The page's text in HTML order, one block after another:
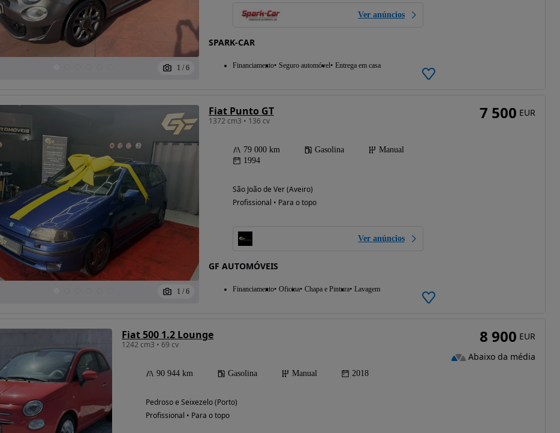
1 / 6
Ver anúncios
SPARK-CAR
Financiamento Seguro automóvel Entrega em casa
1 / 6
Fiat Punto GT
1372 cm3 • 136 cv
79 000 km Gasolina
Manual
1994
São João de Ver (Aveiro)
Profissional • Para o topo
Ver anúncios
GF AUTOMÓVEIS
Financiamento Oficina Chapa e Pintura Lavagem
7 500 EUR
Fiat 500 1.2 Lounge
1242 cm3 • 69 cv
90 944 km Gasolina Manual 2018
Pedroso e Seixezelo (Porto)
Profissional • Para o topo
8 900 EUR
Abaixo da média